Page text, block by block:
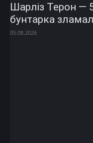
Шарліз Терон —
бунтарка
05.08.2026